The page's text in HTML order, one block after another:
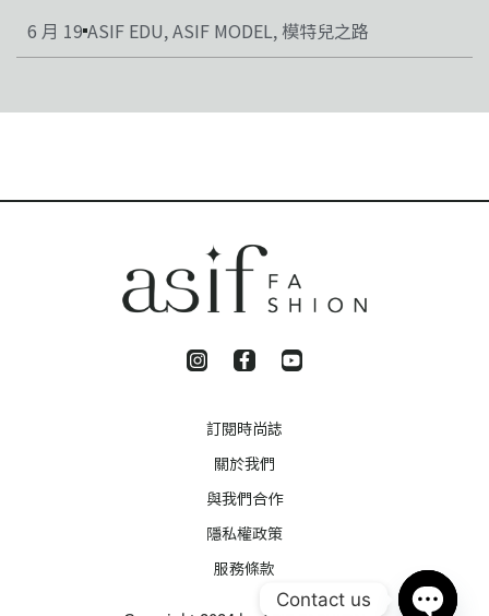
6 月 19 ASIF EDU,ASIF MODEL,模特兒之路
訂閱時尚誌
關於我們
與我們合作
隱私權政策
服務條款
Contact us